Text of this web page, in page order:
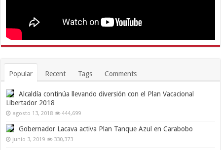
Popular Recent Tags Comments
Alcaldía continúa llevando diversión con el Plan Vacacional
Libertador 2018
agosto 13, 2018 444,699
Gobernador Lacava activa Plan Tanque Azul en Carabobo
junio 3, 2019 330,373